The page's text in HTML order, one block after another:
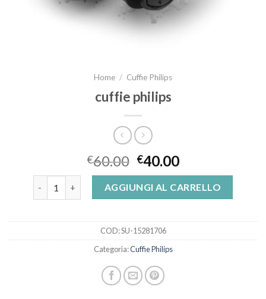
Home / Cuffie Philips
cuffie philips
€60.00 €40.00
cuffie philips quantitàAGGIUNGI AL CARRELLO
COD:SU-15281706
Categoria:Cuffie Philips